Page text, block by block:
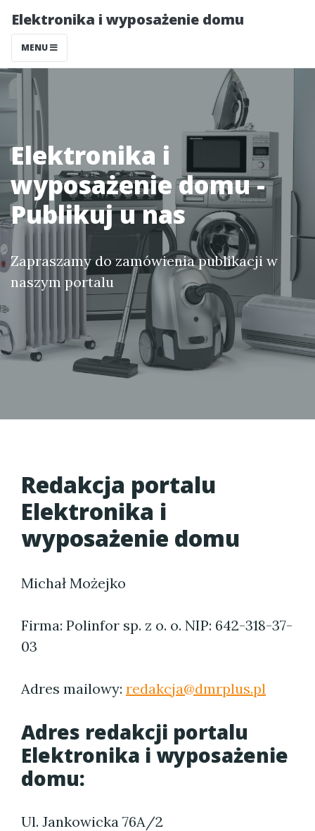
Elektronika i wyposażenie domu
MENU
Elektronika i
wyposażenie domu -
Publikuj u nas
Zapraszamy do zamówienia publikacji w
naszym portalu
Redakcja portalu
Elektronika i
wyposażenie domu
Michał Możejko
Firma: Polinfor sp. z o. o. NIP: 642-318-37-
03
Adres mailowy: redakcja@dmrplus.pl
Adres redakcji portalu
Elektronika i wyposażenie
domu:
Ul. Jankowicka 76A/2